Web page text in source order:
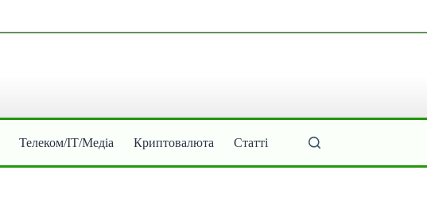
Телеком/ІТ/Медіа Криптовалюта Статті